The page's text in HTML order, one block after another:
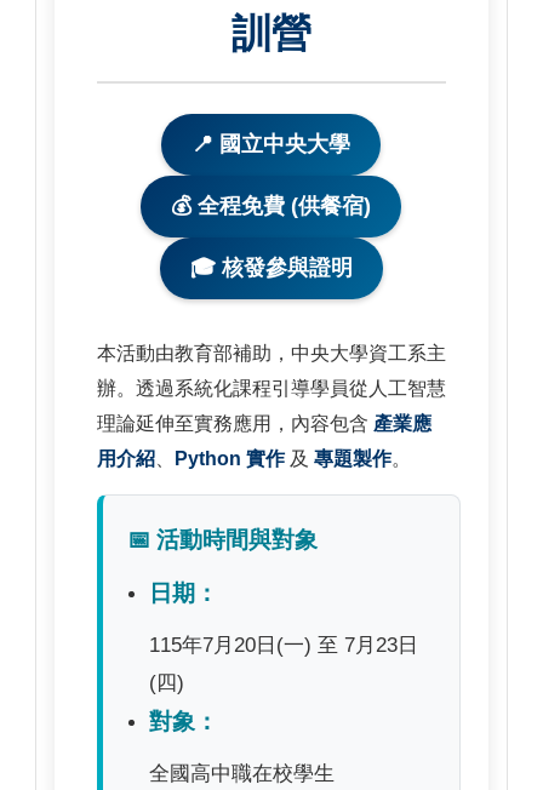
訓營
📍 國立中央大學
💰 全程免費 (供餐宿)
🎓 核發參與證明
本活動由教育部補助，中央大學資工系主
辦。透過系統化課程引導學員從人工智慧
理論延伸至實務應用，內容包含 產業應
用介紹、 Python 實作及 專題製作。
📅 活動時間與對象
日期：
115年7月20日(一) 至 7月23日
(四)
對象：
全國高中職在校學生